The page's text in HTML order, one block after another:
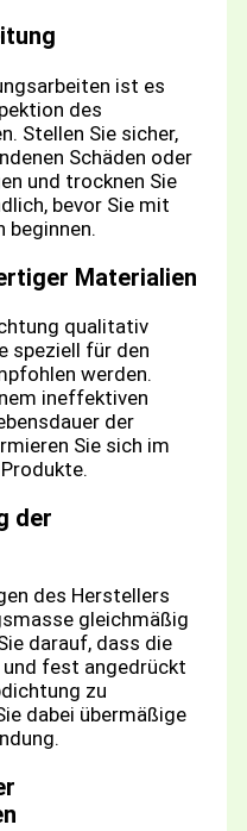
ist es
des
Stellen Sie sicher,
Schäden oder
und trocknen Sie
bevor Sie mit
beginnen.
Materialien
qualitativ
speziell für den
werden.
ineffektiven
der
Sie sich im
der
des Herstellers
gleichmäßig
darauf, dass die
fest angedrückt
zu
dabei übermäßige